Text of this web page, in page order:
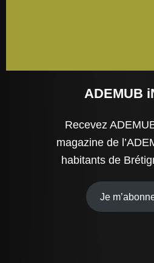
ADEMUB
Recevez
magazine de
habitants de
Je